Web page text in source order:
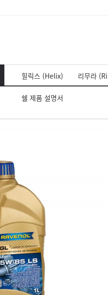
힐릭스 (Helix) 리무라
쉘 제품 설명서